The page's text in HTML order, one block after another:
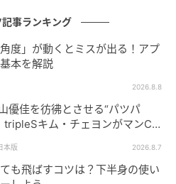
と一歩で歴史的なベスト8と
会連続で日本のゴールマウ
さとリーダーシップは、高
年大会）
記事ランキング
角度」が動くとミスが出る！アプ
本を解説
2026.8.8
優佳を彷彿とさせる“パツパ
tripleSキム・チェヨンがマンC対
本版 2026.8.7
も飛ばすコツは？下半身の使い